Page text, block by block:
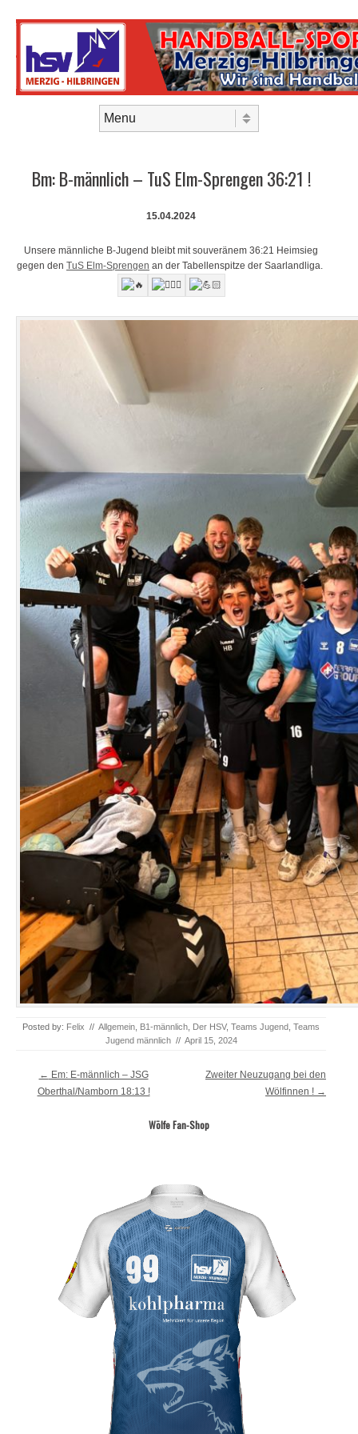
Bm: B-männlich – TuS Elm-Sprengen 36:21 !
15.04.2024
Unsere männliche B-Jugend bleibt mit souveränem 36:21 Heimsieg
gegen den TuS Elm-Sprengen an der Tabellenspitze der Saarlandliga.
Posted by: Felix // Allgemein B1-männlich Der HSV, Teams Jugend Teams
Jugend männlich // April 15, 2024
Post navigation
← Em: E-männlich – JSG
Oberthal/Namborn 18:13 !
Zweiter Neuzugang bei den
Wölfinnen ! →
Wölfe Fan-Shop